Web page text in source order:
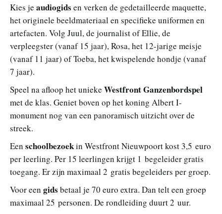
Kies je audiogids en verken de gedetailleerde maquette,
het originele beeldmateriaal en specifieke uniformen en
artefacten. Volg Juul, de journalist of Ellie, de
verpleegster (vanaf 15 jaar), Rosa, het 12-jarige meisje
(vanaf 11 jaar) of Toeba, het kwispelende hondje (vanaf
7 jaar).
Speel na afloop het unieke Westfront Ganzenbordspel
met de klas. Geniet boven op het koning Albert I-
monument nog van een panoramisch uitzicht over de
streek.
Een schoolbezoekin Westfront Nieuwpoort kost 3,5 euro
per leerling. Per 15 leerlingen krijgt 1 begeleider gratis
toegang. Er zijn maximaal 2 gratis begeleiders per groep.
Voor een gids betaal je 70 euro extra. Dan telt een groep
maximaal 25 personen. De rondleiding duurt 2 uur.